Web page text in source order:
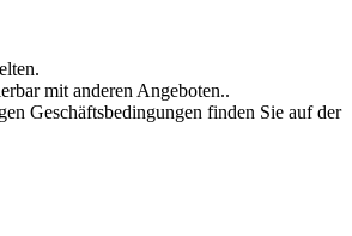
mit anderen Angeboten..
Geschäftsbedingungen finden Sie auf der